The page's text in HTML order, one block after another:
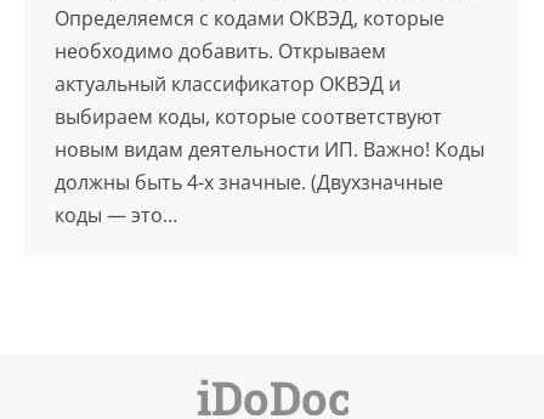
Определяемся с кодами ОКВЭД, которые
необходимо добавить. Открываем
актуальный классификатор ОКВЭД и
выбираем коды, которые соответствуют
новым видам деятельности ИП. Важно! Коды
должны быть 4-х значные. (Двухзначные
коды — это…